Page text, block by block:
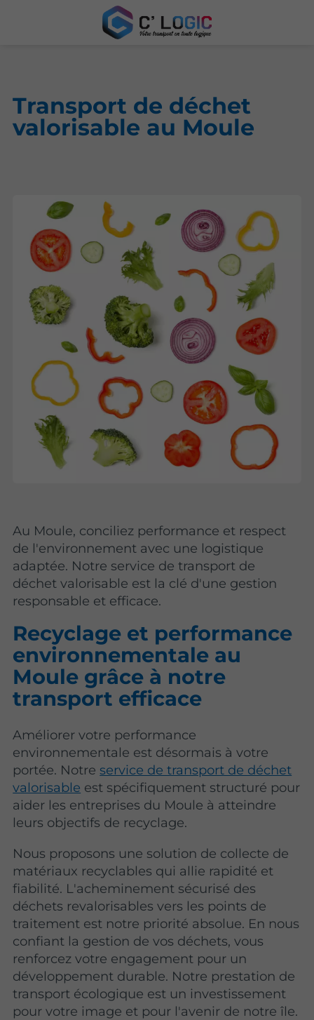
Transport de déchet
valorisable au Moule
Au Moule, conciliez performance et respect
de l'environnement avec une logistique
adaptée. Notre service de transport de
déchet valorisable est la clé d'une gestion
responsable et efficace.
Recyclage et performance
environnementale au
Moule grâce à notre
transport efficace
Améliorer votre performance
environnementale est désormais à votre
portée. Notreservice de transport de déchet
valorisable est spécifiquement structuré pour
aider les entreprises du Moule à atteindre
leurs objectifs de recyclage.
Nous proposons une solution de collecte de
matériaux recyclables qui allie rapidité et
fiabilité. L'acheminement sécurisé des
déchets revalorisables vers les points de
traitement est notre priorité absolue. En nous
confiant la gestion de vos déchets, vous
renforcez votre engagement pour un
développement durable. Notre prestation de
transport écologique est un investissement
pour votre image et pour l'avenir de notre île.